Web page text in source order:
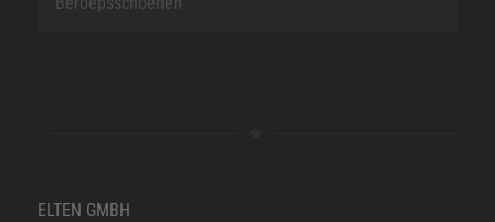
ELTEN GMBH